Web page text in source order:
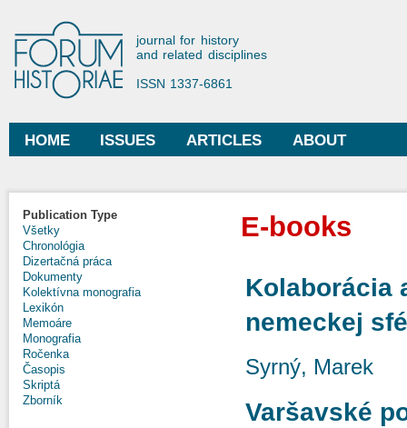
Forum Historiae
journal for history
and related disciplines
ISSN 1337-6861
Main menu
HOME ISSUES ARTICLES ABOUT
Publication Type
Všetky
Chronológia
Dizertačná práca
Dokumenty
Kolektívna monografia
Lexikón
Memoáre
Monografia
Ročenka
Časopis
Skriptá
Zborník
E-books
Kolaborácia
nemeckej
Syrný, Marek
Varšavské